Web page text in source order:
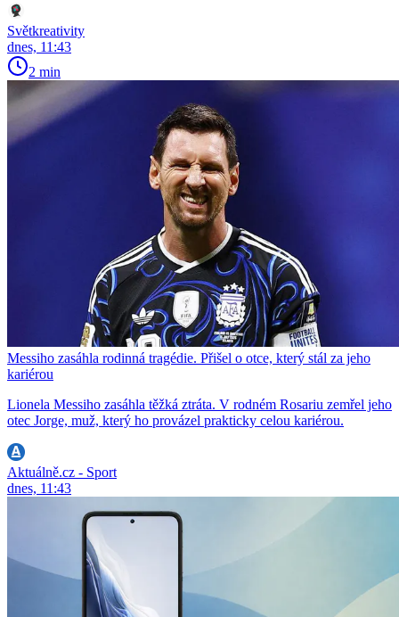
Světkreativity
dnes, 11:43
2 min
Messiho zasáhla rodinná tragédie. Přišel o otce, který stál za jeho
kariérou
Lionela Messiho zasáhla těžká ztráta. V rodném Rosariu zemřel jeho
otec Jorge, muž, který ho provázel prakticky celou kariérou.
Aktuálně.cz - Sport
dnes, 11:43